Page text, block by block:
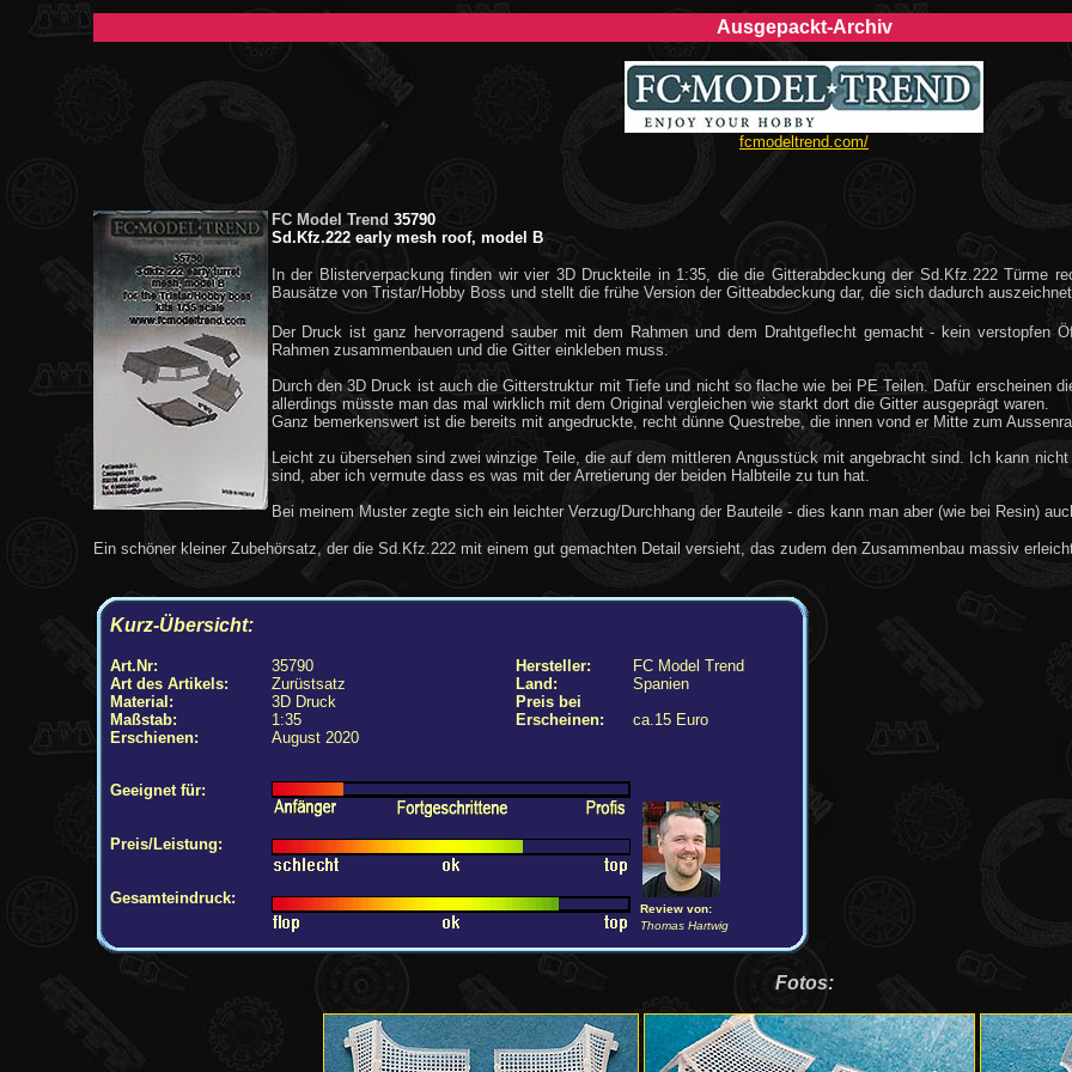
Ausgepackt-Archiv
fcmodeltrend.com/
FC Model Trend 35790
Sd.Kfz.222 early mesh roof, model B
In der Blisterverpackung finden wir vier 3D Druckteile in 1:35, die die Gitterabdeckung der Sd.Kfz.222 Türme
Bausätze von Tristar/Hobby Boss und stellt die frühe Version der Gitteabdeckung dar, die sich dadurch
Der Druck ist ganz hervorragend sauber mit dem Rahmen und dem Drahtgeflecht gemacht - kein verstopfen
Rahmen zusammenbauen und die Gitter einkleben muss.
Durch den 3D Druck ist auch die Gitterstruktur mit Tiefe und nicht so flache wie bei PE Teilen. Dafür erscheinen
allerdings müsste man das mal wirklich mit dem Original vergleichen wie starkt dort die Gitter ausgeprägt waren.
Ganz bemerkenswert ist die bereits mit angedruckte, recht dünne Questrebe, die innen vond er Mitte zum
Leicht zu übersehen sind zwei winzige Teile, die auf dem mittleren Angusstück mit angebracht sind. Ich kann
sind, aber ich vermute dass es was mit der Arretierung der beiden Halbteile zu tun hat.
Bei meinem Muster zegte sich ein leichter Verzug/Durchhang der Bauteile - dies kann man aber (wie bei Resin)
Ein schöner kleiner Zubehörsatz, der die Sd.Kfz.222 mit einem gut gemachten Detail versieht, das zudem den Zusammenbau massiv
Kurz-Übersicht:
Art.Nr:
Art des Artikels:
Material:
Maßstab:
Erschienen:
35790
Zurüstsatz
3D Druck
1:35
August 2020
Hersteller:
Land:
Preis bei
Erscheinen:
FC Model Trend
Spanien
ca.15 Euro
Geeignet für:
Preis/Leistung:
Gesamteindruck:
Review von:
Thomas Hartwig
Fotos: